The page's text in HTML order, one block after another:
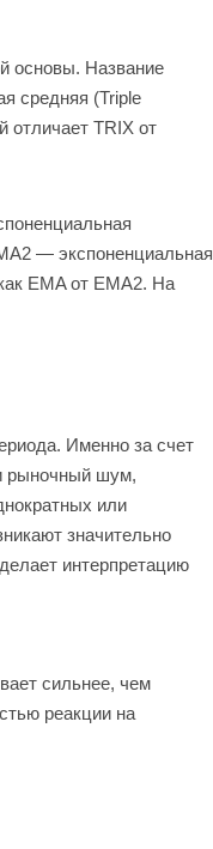
основы. Название
средняя (Triple
отличает TRIX от
— экспоненциальная
EMA от EMA2. На
Именно за счет
рыночный шум,
или
значительно
интерпретацию
сильнее, чем
реакции на